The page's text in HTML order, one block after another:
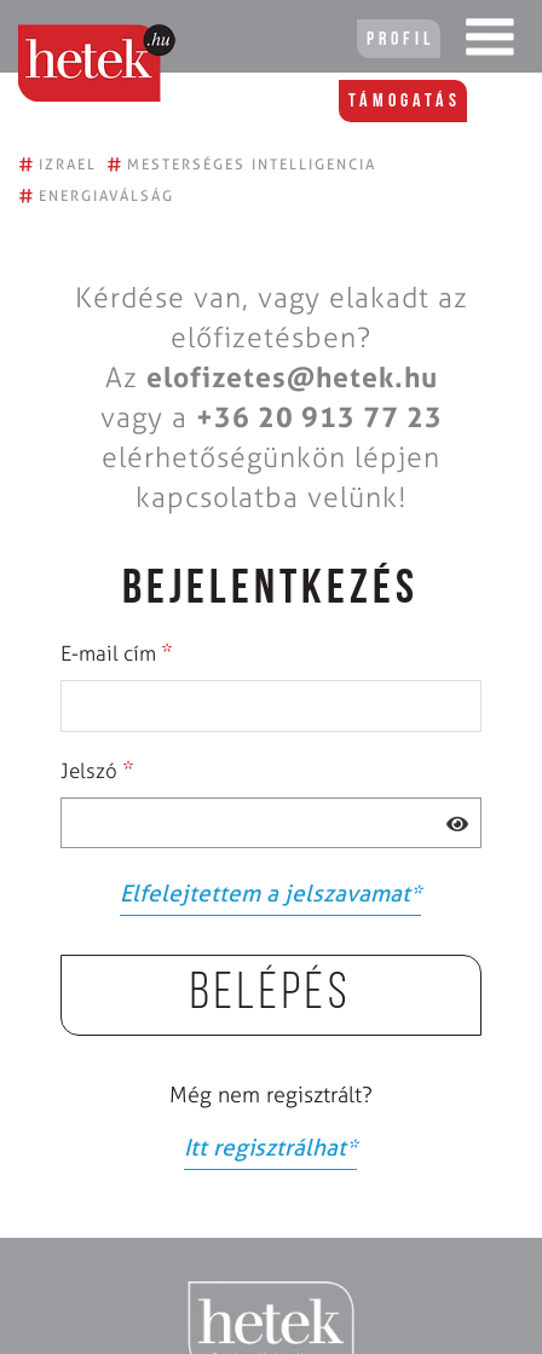
Profil
Támogatás
# IZRAEL # MESTERSÉGES INTELLIGENCIA
# ENERGIAVÁLSÁG
Kérdése van, vagy elakadt az
előfizetésben?
Az elofizetes@hetek.hu
vagy a +36 20 913 77 23
elérhetőségünkön lépjen
kapcsolatba velünk!
BEJELENTKEZÉS
E-mail cím *
Jelszó *
Elfelejtettem a jelszavamat*
Belépés
Még nem regisztrált?
Itt regisztrálhat*